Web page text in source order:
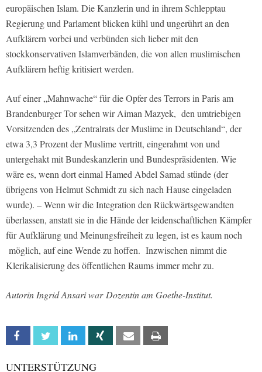
europäischen Islam. Die Kanzlerin und in ihrem Schlepptau
Regierung und Parlament blicken kühl und ungerührt an den
Aufklärern vorbei und verbünden sich lieber mit den
stockkonservativen Islamverbänden, die von allen muslimischen
Aufklärern heftig kritisiert werden.
Auf einer „Mahnwache“ für die Opfer des Terrors in Paris am
Brandenburger Tor sehen wir Aiman Mazyek, den umtriebigen
Vorsitzenden des „Zentralrats der Muslime in Deutschland“, der
etwa 3,3 Prozent der Muslime vertritt, eingerahmt von und
untergehakt mit Bundeskanzlerin und Bundespräsidenten. Wie
wäre es, wenn dort einmal Hamed Abdel Samad stünde (der
übrigens von Helmut Schmidt zu sich nach Hause eingeladen
wurde). – Wenn wir die Integration den Rückwärtsgewandten
überlassen, anstatt sie in die Hände der leidenschaftlichen Kämpfer
für Aufklärung und Meinungsfreiheit zu legen, ist es kaum noch
möglich, auf eine Wende zu hoffen. Inzwischen nimmt die
Klerikalisierung des öffentlichen Raums immer mehr zu.
Autorin Ingrid Ansari war Dozentin am Goethe-Institut.
Facebook Twitter Linkedin Xing Email
UNTERSTÜTZUNG